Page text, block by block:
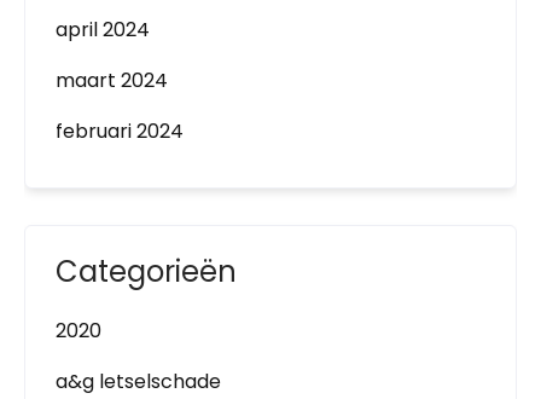
april 2024
maart 2024
februari 2024
Categorieën
2020
a&g letselschade